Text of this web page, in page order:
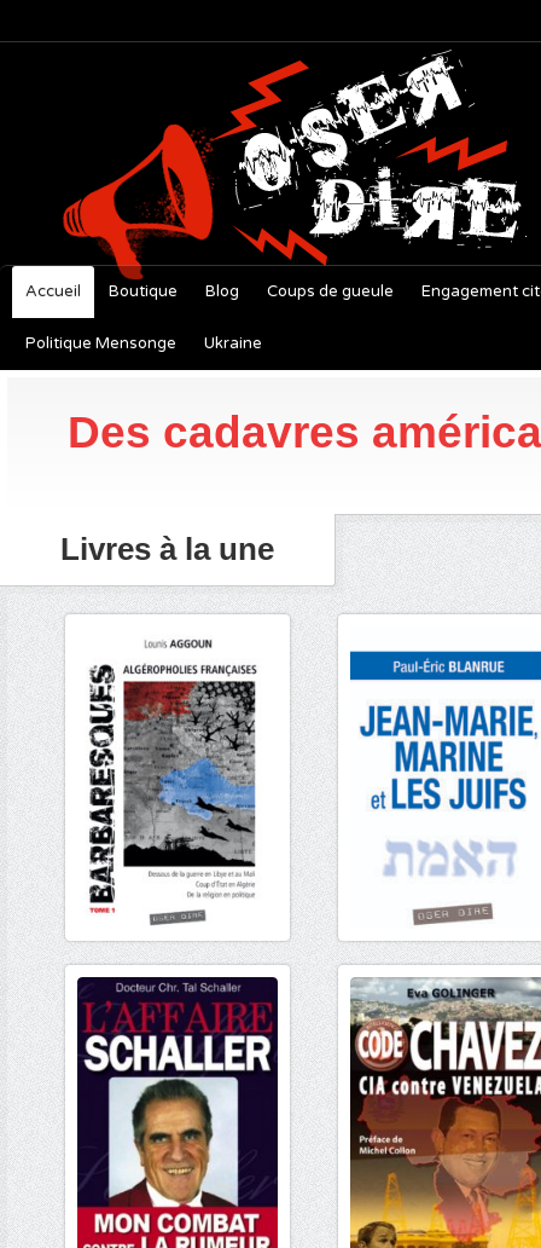
Accueil Boutique Blog Coups de gueule Engagement
Politique Mensonge Ukraine
Des cadavres
Livres à la une
13,90
€
19,50
€
14,25
€ 19,00
€